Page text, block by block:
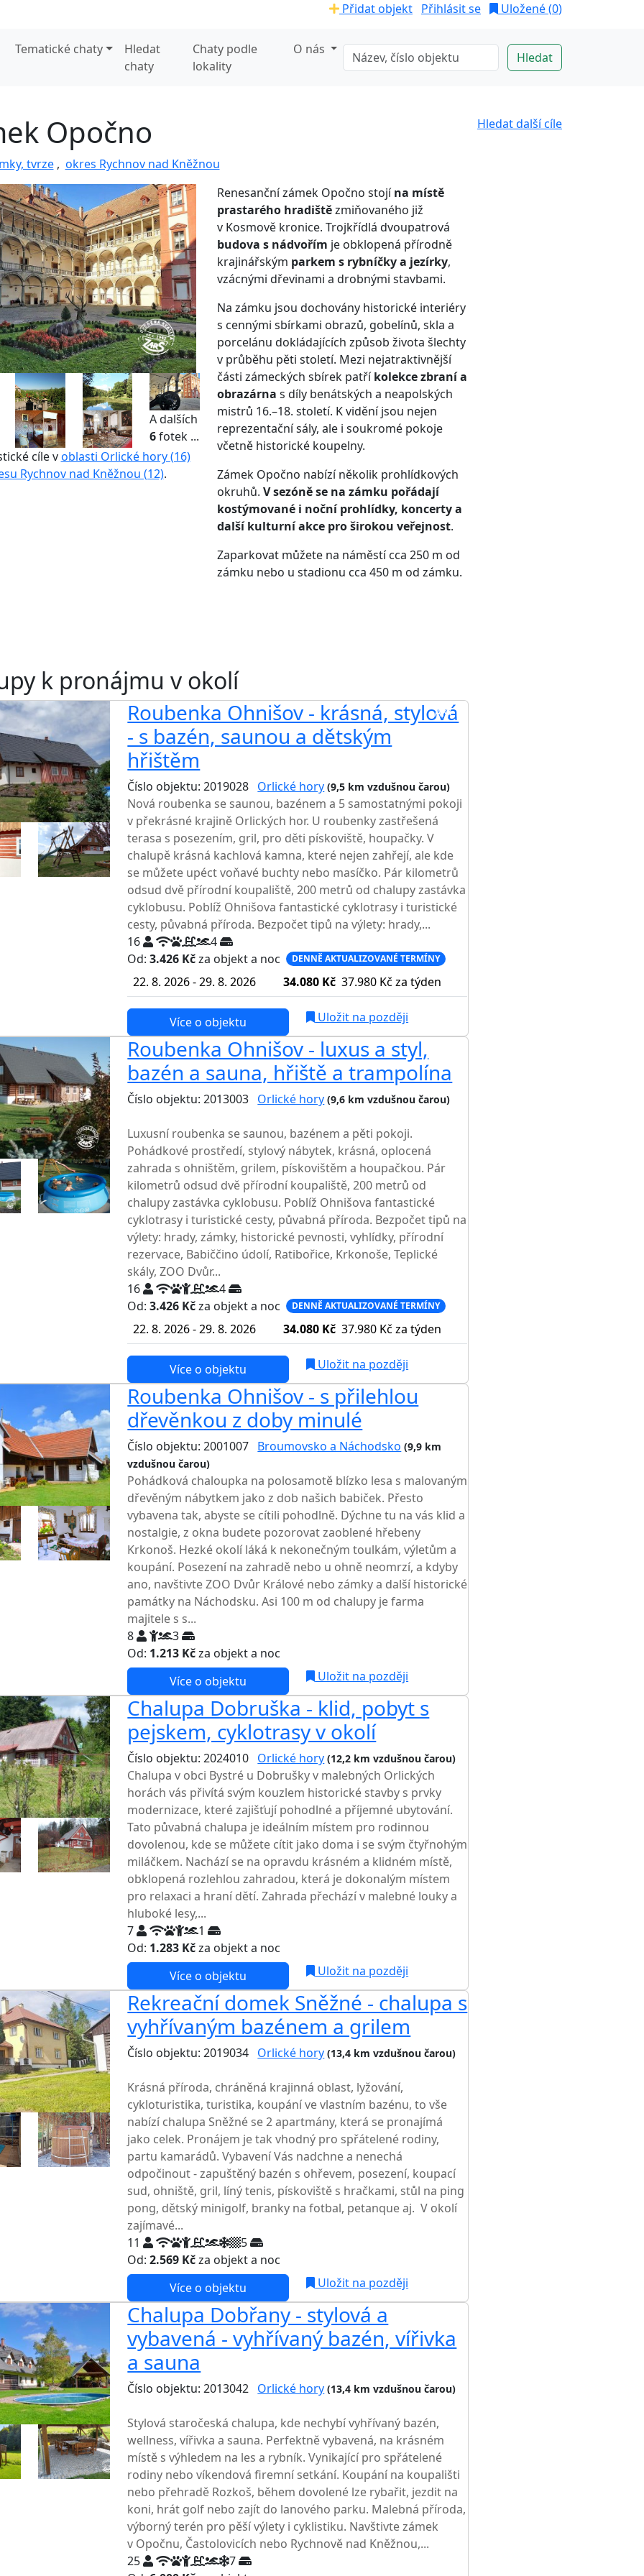
Přidat objekt Přihlásit se Uložené (0)
Tematické chaty
Hledat
chaty
Chaty podle
lokality
O nás
Hledat další cíle
Opočno
tvrze, okres Rychnov nad Kněžnou
A dalších
6fotek ...
cíle voblasti Orlické hory (16)
Rychnov nad Kněžnou (12).
Renesanční zámek Opočno stojína místě
prastarého hradištězmiňovaného již
v Kosmově kronice. Trojkřídlá dvoupatrová
budova s nádvořím je obklopená přírodně
krajinářským parkem s rybníčky a jezírky,
vzácnými dřevinami a drobnými stavbami.
Na zámku jsou dochovány historické interiéry
s cennými sbírkami obrazů, gobelínů, skla a
porcelánu dokládajících způsob života šlechty
v průběhu pěti století. Mezi nejatraktivnější
části zámeckých sbírek patříkolekce zbraní a
obrazárna s díly benátských a neapolských
mistrů 16.–18. století. K vidění jsou nejen
reprezentační sály, alei soukromé pokoje
včetně historické koupelny.
Zámek Opočno nabízí několik prohlídkových
okruhů. V sezóně se na zámku pořádají
kostýmované i noční prohlídky, koncerty a
další kulturní akce pro širokou veřejnost.
Zaparkovat můžete na náměstí cca 250 m od
zámku nebo u stadionu cca 450 m od zámku.
k pronájmu v okolí
AKCE
Roubenka Ohnišov - krásná, stylová
- s bazén, saunou a dětským
hřištěm
Číslo objektu: 2019028 Orlické hory (9,5 km vzdušnou čarou)
Nová roubenka se saunou, bazénem a 5 samostatnými pokoji
v překrásné krajině Orlických hor. U roubenky zastřešená
terasa s posezením, gril, pro děti pískoviště, houpačky. V
chalupě krásná kachlová kamna, které nejen zahřejí, ale kde
se můžete upéct voňavé buchty nebo masíčko. Pár kilometrů
odsud dvě přírodní koupaliště, 200 metrů od chalupy zastávka
cyklobusu. Poblíž Ohnišova fantastické cyklotrasy i turistické
cesty, půvabná příroda. Bezpočet tipů na výlety: hrady,...
16
4
Od:3.426 Kčza objekt a noc DENNĚ AKTUALIZOVANÉ TERMÍNY
22. 8. 2026 - 29. 8. 2026 34.080 Kč 37.980 Kč za týden
Více o objektu
Uložit na později
Roubenka Ohnišov - luxus a styl,
bazén a sauna, hřiště a trampolína
Číslo objektu: 2013003 Orlické hory (9,6 km vzdušnou čarou)
Luxusní roubenka se saunou, bazénem a pěti pokoji.
Pohádkové prostředí, stylový nábytek, krásná, oplocená
zahrada s ohništěm, grilem, pískovištěm a houpačkou. Pár
kilometrů odsud dvě přírodní koupaliště, 200 metrů od
chalupy zastávka cyklobusu. Poblíž Ohnišova fantastické
cyklotrasy i turistické cesty, půvabná příroda. Bezpočet tipů na
výlety: hrady, zámky, historické pevnosti, vyhlídky, přírodní
rezervace, Babiččino údolí, Ratibořice, Krkonoše, Teplické
skály, ZOO Dvůr...
16
4
Od:3.426 Kčza objekt a noc DENNĚ AKTUALIZOVANÉ TERMÍNY
22. 8. 2026 - 29. 8. 2026 34.080 Kč 37.980 Kč za týden
Více o objektu Uložit na později
Roubenka Ohnišov - s přilehlou
dřevěnkou z doby minulé
Číslo objektu: 2001007 Broumovsko a Náchodsko (9,9 km
vzdušnou čarou)
Pohádková chaloupka na polosamotě blízko lesa s malovaným
dřevěným nábytkem jako z dob našich babiček. Přesto
vybavena tak, abyste se cítili pohodlně. Dýchne tu na vás klid a
nostalgie, z okna budete pozorovat zaoblené hřebeny
Krkonoš. Hezké okolí láká k nekonečným toulkám, výletům a
koupání. Posezení na zahradě nebo u ohně neomrzí, a kdyby
ano, navštivte ZOO Dvůr Králové nebo zámky a další historické
památky na Náchodsku. Asi 100 m od chalupy je farma
majitele s s...
8
3
Od: 1.213 Kčza objekt a noc
Více o objektu
Uložit na později
Chalupa Dobruška - klid, pobyt s
pejskem, cyklotrasy v okolí
Číslo objektu: 2024010 Orlické hory (12,2 km vzdušnou čarou)
Chalupa v obci Bystré u Dobrušky v malebných Orlických
horách vás přivítá svým kouzlem historické stavby s prvky
modernizace, které zajišťují pohodlné a příjemné ubytování.
Tato půvabná chalupa je ideálním místem pro rodinnou
dovolenou, kde se můžete cítit jako doma i se svým čtyřnohým
miláčkem. Nachází se na opravdu krásném a klidném místě,
obklopená rozlehlou zahradou, která je dokonalým místem
pro relaxaci a hraní dětí. Zahrada přechází v malebné louky a
hluboké lesy,...
7
1
Od: 1.283 Kčza objekt a noc
Více o objektu
Uložit na později
Rekreační domek Sněžné - chalupa s
vyhřívaným bazénem a grilem
Číslo objektu: 2019034 Orlické hory (13,4 km vzdušnou čarou)
Krásná příroda, chráněná krajinná oblast, lyžování,
cykloturistika, turistika, koupání ve vlastním bazénu, to vše
nabízí chalupa Sněžné se 2 apartmány, která se pronajímá
jako celek. Pronájem je tak vhodný pro spřátelené rodiny,
partu kamarádů. Vybavení Vás nadchne a nenechá
odpočinout - zapuštěný bazén s ohřevem, posezení, koupací
sud, ohniště, gril, líný tenis, pískoviště s hračkami, stůl na ping
pong, dětský minigolf, branky na fotbal, petanque aj. V okolí
zajímavé...
11
5
Od:2.569 Kčza objekt a noc
Více o objektu
Uložit na později
Chalupa Dobřany - stylová a
vybavená - vyhřívaný bazén, vířivka
a sauna
Číslo objektu: 2013042 Orlické hory (13,4 km vzdušnou čarou)
Stylová staročeská chalupa, kde nechybí vyhřívaný bazén,
wellness, vířivka a sauna. Perfektně vybavená, na krásném
místě s výhledem na les a rybník. Vynikající pro spřátelené
rodiny nebo víkendová firemní setkání. Koupání na koupališti
nebo přehradě Rozkoš, během dovolené lze rybařit, jezdit na
koni, hrát golf nebo zajít do lanového parku. Malebná příroda,
výborný terén pro pěší výlety i cyklistiku. Navštivte zámek
v Opočnu, Častolovicích nebo Rychnově nad Kněžnou,...
25
7